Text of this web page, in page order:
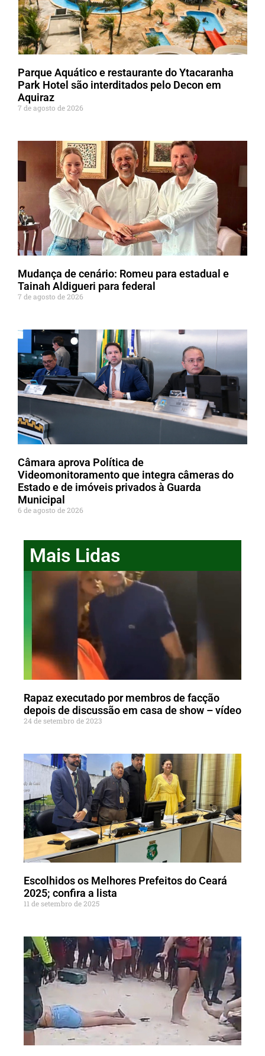
Parque Aquático e restaurante do Ytacaranha
Park Hotel são interditados pelo Decon em
Aquiraz
7 de agosto de 2026
Mudança de cenário: Romeu para estadual e
Tainah Aldigueri para federal
7 de agosto de 2026
Câmara aprova Política de
Videomonitoramento que integra câmeras do
Estado e de imóveis privados à Guarda
Municipal
6 de agosto de 2026
Mais Lidas
Rapaz executado por membros de facção
depois de discussão em casa de show – vídeo
24 de setembro de 2023
Escolhidos os Melhores Prefeitos do Ceará
2025; confira a lista
11 de setembro de 2025